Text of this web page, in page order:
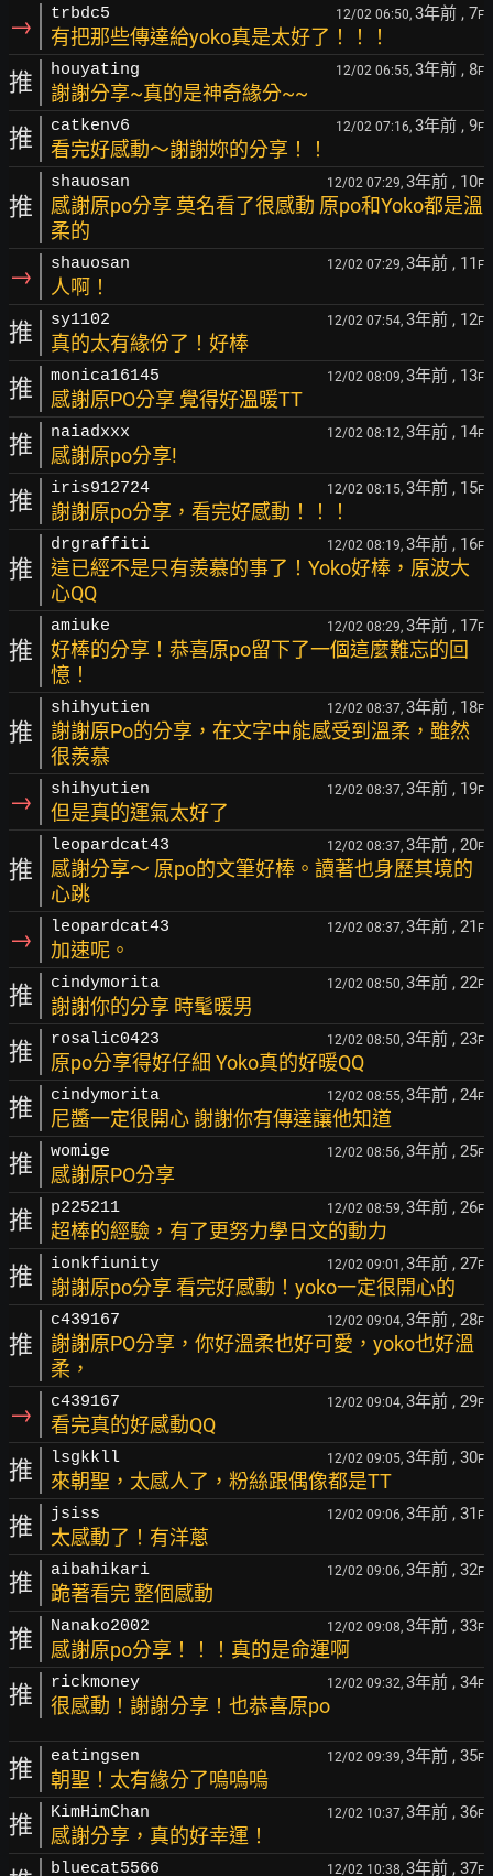
→ trbdc5 12/02 06:50, 3年前 , 7F
有把那些傳達給yoko真是太好了！！！
推 houyating 12/02 06:55, 3年前 , 8F
謝謝分享~真的是神奇緣分~~
推 catkenv6 12/02 07:16, 3年前 , 9F
看完好感動～謝謝妳的分享！！
推
shauosan 12/02 07:29, 3年前 , 10F
感謝原po分享 莫名看了很感動 原po和Yoko都是溫
柔的
→ shauosan 12/02 07:29, 3年前 , 11 F
人啊！
推 sy1102 12/02 07:54, 3年前 , 12F
真的太有緣份了！好棒
推 monica16145 12/02 08:09, 3年前 , 13F
感謝原PO分享 覺得好溫暖TT
推 naiadxxx 12/02 08:12, 3年前 , 14F
感謝原po分享!
推 iris912724 12/02 08:15, 3年前 , 15F
謝謝原po分享，看完好感動！！！
推
drgraffiti 12/02 08:19, 3年前 , 16F
這已經不是只有羨慕的事了！Yoko好棒，原波大
心QQ
推
amiuke 12/02 08:29, 3年前 , 17F
好棒的分享！恭喜原po留下了一個這麼難忘的回
憶！
推
shihyutien 12/02 08:37, 3年前 , 18F
謝謝原Po的分享，在文字中能感受到溫柔，雖然
很羨慕
→ shihyutien 12/02 08:37, 3年前 , 19F
但是真的運氣太好了
推
leopardcat43 12/02 08:37, 3年前 , 20F
感謝分享～ 原po的文筆好棒。讀著也身歷其境的
心跳
→ leopardcat43 12/02 08:37, 3年前 , 21 F
加速呢。
推 cindymorita 12/02 08:50, 3年前 , 22F
謝謝你的分享 時髦暖男
推 rosalic0423 12/02 08:50, 3年前 , 23F
原po分享得好仔細 Yoko真的好暖QQ
推 cindymorita 12/02 08:55, 3年前 , 24F
尼醬一定很開心 謝謝你有傳達讓他知道
推 womige 12/02 08:56, 3年前 , 25F
感謝原PO分享
推 p225211 12/02 08:59, 3年前 , 26F
超棒的經驗，有了更努力學日文的動力
推 ionkfiunity 12/02 09:01, 3年前 , 27F
謝謝原po分享 看完好感動！yoko一定很開心的
推
c439167 12/02 09:04, 3年前 , 28F
謝謝原PO分享，你好溫柔也好可愛，yoko也好溫
柔，
→ c439167 12/02 09:04, 3年前 , 29F
看完真的好感動QQ
推 lsgkkll 12/02 09:05, 3年前 , 30F
來朝聖，太感人了，粉絲跟偶像都是TT
推 jsiss 12/02 09:06, 3年前 , 31 F
太感動了！有洋蔥
推 aibahikari 12/02 09:06, 3年前 , 32F
跪著看完 整個感動
推 Nanako2002 12/02 09:08, 3年前 , 33F
感謝原po分享！！！真的是命運啊
推 rickmoney 12/02 09:32, 3年前 , 34F
很感動！謝謝分享！也恭喜原po
推 eatingsen 12/02 09:39, 3年前 , 35F
朝聖！太有緣分了嗚嗚嗚
推 KimHimChan 12/02 10:37, 3年前 , 36F
感謝分享，真的好幸運！
bluecat5566 12/02 10:38, 3年前 , 37F